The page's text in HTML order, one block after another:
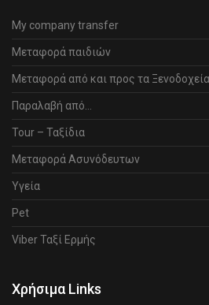
My company transfer
Μεταφορά παιδιών
Μεταφορά από και προς τα Ξενοδοχεία
Παραλαβή από…
Tour – Ταξίδια
Μεταφορά Ασυνόδευτων
Υγεία
Pet
Viber Ταξί Ερμής
Χρήσιμα Links